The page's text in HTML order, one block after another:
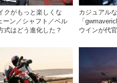
クがもっと楽しくな
ン／シャフト／ベル
式はどう進化した？
カジュアル
「
ウインが代